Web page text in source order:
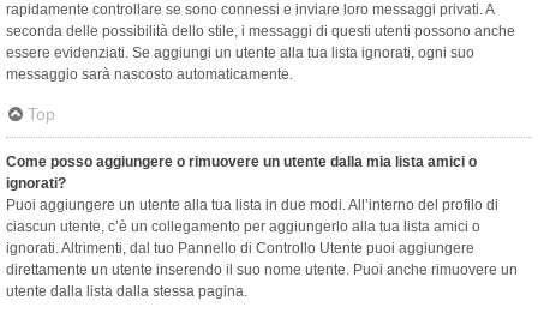
rapidamente controllare se sono connessi e inviare loro messaggi privati. A
seconda delle possibilità dello stile, i messaggi di questi utenti possono anche
essere evidenziati. Se aggiungi un utente alla tua lista ignorati, ogni suo
messaggio sarà nascosto automaticamente.
Top
Come posso aggiungere o rimuovere un utente dalla mia lista amici o
ignorati?
Puoi aggiungere un utente alla tua lista in due modi. All’interno del profilo di
ciascun utente, c’è un collegamento per aggiungerlo alla tua lista amici o
ignorati. Altrimenti, dal tuo Pannello di Controllo Utente puoi aggiungere
direttamente un utente inserendo il suo nome utente. Puoi anche rimuovere un
utente dalla lista dalla stessa pagina.